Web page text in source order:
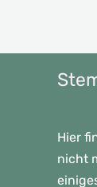
Hier
nicht